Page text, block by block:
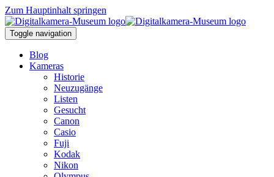
Zum Hauptinhalt springen
Toggle navigation
Blog
Kameras
Historie
Neuzugänge
Listen
Gesucht
Canon
Casio
Fuji
Kodak
Nikon